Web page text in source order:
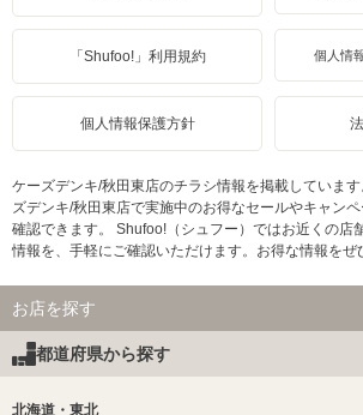
「Shufoo!」利用規約 個人情
個人情報保護方針
ケーズデンキ/秋田東店のチラシ情報を掲載していま
ズデンキ/秋田東店で実施中のお得なセールやキャン
確認できます。 Shufoo!（シュフー）ではお近くの店
情報を、手軽にご確認いただけます。お得な情報をぜ
お店を探す
都道府県から探す
北海道・東北